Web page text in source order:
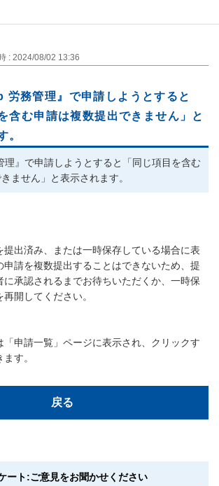
: 2024/08/02 13:36
労務管理』で申請しようとすると
含む申請は複数提出できません」と
。
理』で申請しようとすると「同じ項目を含む
ません」と表示されます。
提出済み、または一時保存している場合に表
申請を複数提出することはできないため、提
に承認されるまでお待ちいただくか、一時保
開してください。
「申請一覧」ページに表示され、クリックす
す。
戻る
ート:ご意見をお聞かせください